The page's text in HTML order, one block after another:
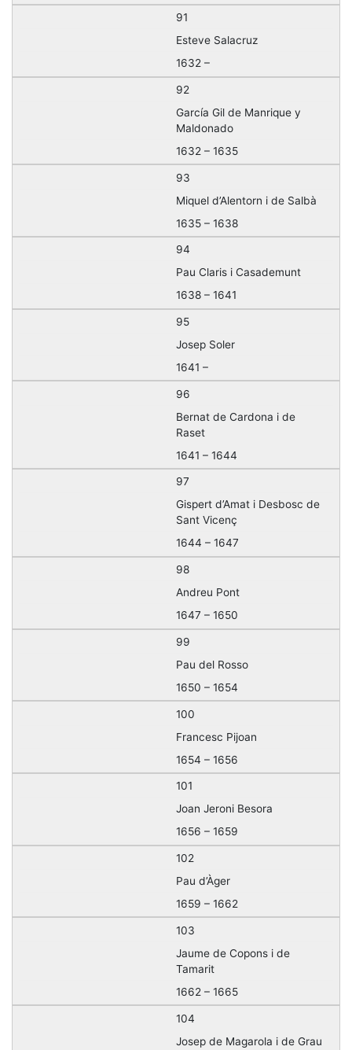
91
Esteve Salacruz
1632 –
92
García Gil de Manrique y
Maldonado
1632 – 1635
93
Miquel d’Alentorn i de Salbà
1635 – 1638
94
Pau Claris i Casademunt
1638 – 1641
95
Josep Soler
1641 –
96
Bernat de Cardona i de
Raset
1641 – 1644
97
Gispert d’Amat i Desbosc de
Sant Vicenç
1644 – 1647
98
Andreu Pont
1647 – 1650
99
Pau del Rosso
1650 – 1654
100
Francesc Pijoan
1654 – 1656
101
Joan Jeroni Besora
1656 – 1659
102
Pau d’Àger
1659 – 1662
103
Jaume de Copons i de
Tamarit
1662 – 1665
104
Josep de Magarola i de Grau